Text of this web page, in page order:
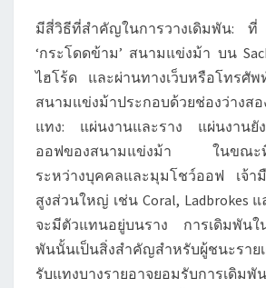
ทุก
วิธี
ใน
การ
เดิม
มีสี่วิธีที่สำคัญในการวางเดิมพัน: ที่
‘กระโดดข้าม’ สนามแข่งม้า บน
ไฮโร้ด และผ่านทางเว็บหรือโทรศั
สนามแข่งม้าประกอบด้วยช่องว่างส
แทง: แผ่นงานและราง แผ่นงานยั
ออฟของสนามแข่งม้า ในขณะที่
ระหว่างบุคคลและมุมโชว์ออฟ เจ้
สูงส่วนใหญ่ เช่น Coral, Ladbrokes แ
จะมีตัวแทนอยู่บนราง การเดิมพันใ
พันนั้นเป็นสิ่งสำคัญสำหรับผู้ชนะราย
รับแทงบางรายอาจยอมรับการเดิม